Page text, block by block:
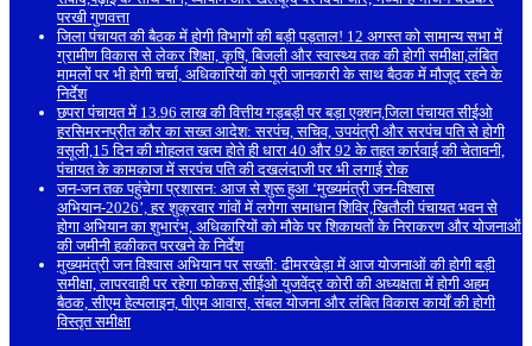
परखी गुणवत्ता
जिला पंचायत की बैठक में होगी विभागों की बड़ी पड़ताल! 12 अगस्त को सामान्य सभा में
ग्रामीण विकास से लेकर शिक्षा, कृषि, बिजली और स्वास्थ्य तक की होगी समीक्षा,लंबित
मामलों पर भी होगी चर्चा, अधिकारियों को पूरी जानकारी के साथ बैठक में मौजूद रहने के
निर्देश
छपरा पंचायत में 13.96 लाख की वित्तीय गड़बड़ी पर बड़ा एक्शन,जिला पंचायत सीईओ
हरसिमरनप्रीत कौर का सख्त आदेश: सरपंच, सचिव, उपयंत्री और सरपंच पति से होगी
वसूली,15 दिन की मोहलत खत्म होते ही धारा 40 और 92 के तहत कार्रवाई की चेतावनी,
पंचायत के कामकाज में सरपंच पति की दखलंदाजी पर भी लगाई रोक
जन-जन तक पहुंचेगा प्रशासन: आज से शुरू हुआ ‘मुख्यमंत्री जन-विश्वास
अभियान-2026’, हर शुक्रवार गांवों में लगेगा समाधान शिविर,खितौली पंचायत भवन से
होगा अभियान का शुभारंभ, अधिकारियों को मौके पर शिकायतों के निराकरण और योजनाओं
की जमीनी हकीकत परखने के निर्देश
मुख्यमंत्री जन विश्वास अभियान पर सख्ती: ढीमरखेड़ा में आज योजनाओं की होगी बड़ी
समीक्षा, लापरवाही पर रहेगा फोकस,सीईओ युजवेंद्र कोरी की अध्यक्षता में होगी अहम
बैठक, सीएम हेल्पलाइन, पीएम आवास, संबल योजना और लंबित विकास कार्यों की होगी
विस्तृत समीक्षा